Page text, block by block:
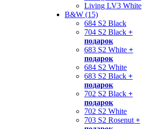
Living LV3 White
B&W (15)
684 S2 Black
704 S2 Black +
подарок
683 S2 White +
подарок
684 S2 White
683 S2 Black +
подарок
702 S2 Black +
подарок
702 S2 White
703 S2 Rosenut +